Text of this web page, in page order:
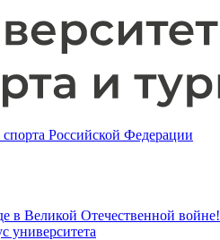
Российской Федерации
в Великой Отечественной войне!
университета